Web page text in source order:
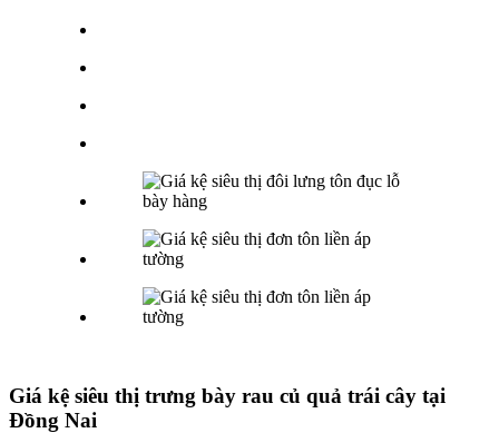
Giá kệ siêu thị trưng bày rau củ quả trái cây tại
Đồng Nai